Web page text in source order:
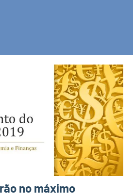
no máximo